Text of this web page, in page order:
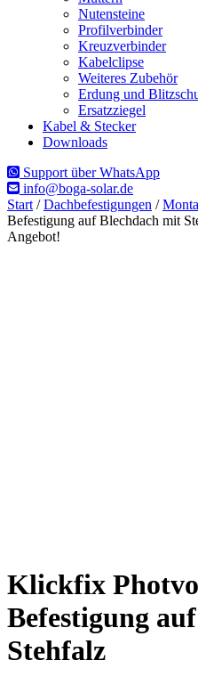
Nutensteine
Profilverbinder
Kreuzverbinder
Kabelclipse
Weiteres Zubehör
Erdung und
Ersatzziegel
Kabel & Stecker
Downloads
Support über WhatsApp
info@boga-solar.de
Start /Dachbefestigungen /
Befestigung auf Blechdach mit
Angebot!
Klickfix
Befestigung
Stehfalz